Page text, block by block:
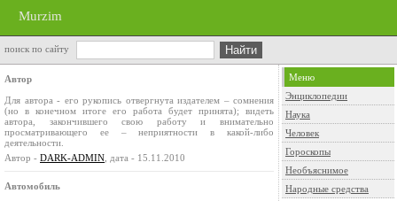
Murzim
поиск по сайту
Автор
Для автора - его рукопись отвергнута издателем – сомнения
(но в конечном итоге его работа будет принята); видеть
автора, закончившего свою работу и внимательно
просматривающего ее – неприятности в какой-либо
деятельности.
Автор - DARK-ADMIN , дата - 15.11.2010
Автомобиль
Меню
Энциклопедии
Наука
Человек
Гороскопы
Необъяснимое
Народные средства